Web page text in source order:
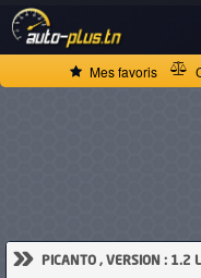
Mes favoris
» PICANTO , VERSION : 1.2
ACCUEIL